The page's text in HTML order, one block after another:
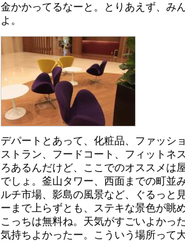
金かかってるなーと。とりあえず、み
よ。
デパートとあって、化粧品、ファッシ
ストラン、フードコート、フィットネ
ろあるんだけど、ここでのオススメは
でしょ。釜山タワー、西面までの町並
ルチ市場、影島の風景など、ぐるっと
ーまで上らずとも、ステキな景色が眺
こっちは無料ね。天気がすごいよかっ
気持ちよかったー。こういう場所って